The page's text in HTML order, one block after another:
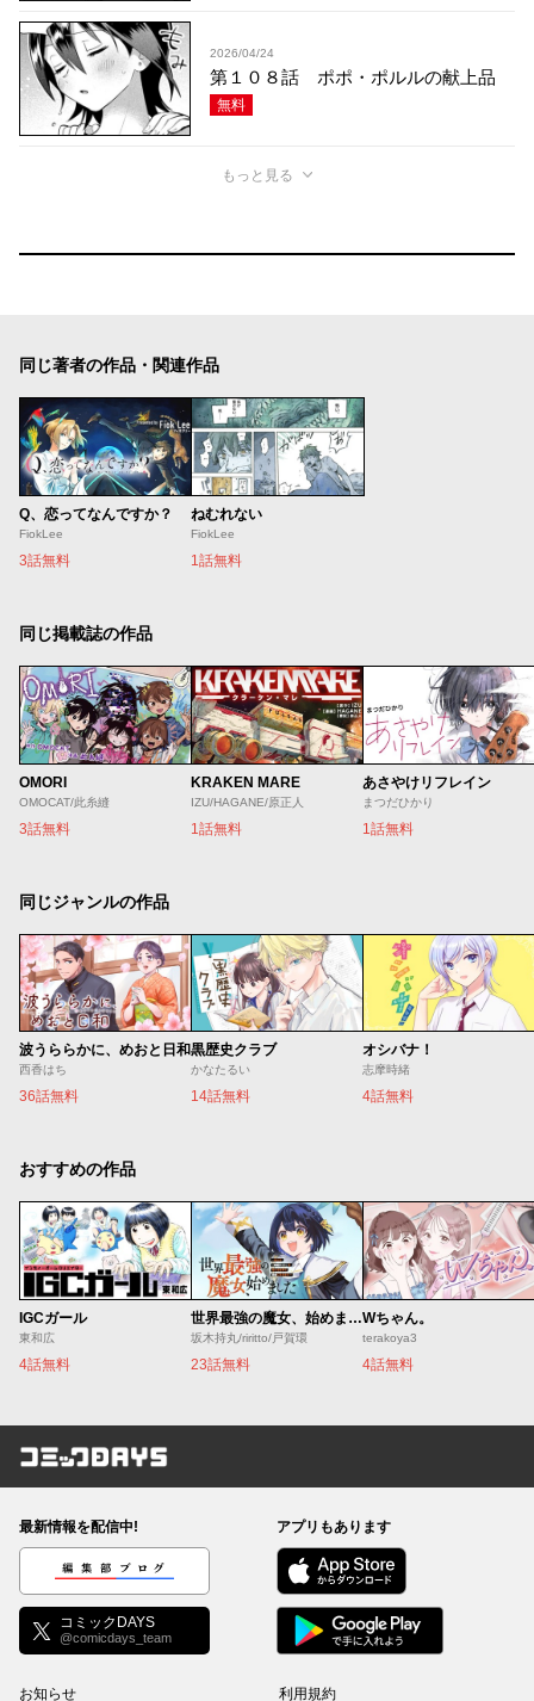
2026/04/24
第１０８話 ポポ・ポルルの献上品
無料
もっと見る
同じ著者の作品・関連作品
Q、恋ってなんですか？
FiokLee
3話無料
ねむれない
FiokLee
1話無料
同じ掲載誌の作品
OMORI
OMOCAT/此糸縫
3話無料
KRAKEN MARE
IZU/HAGANE/原正人
1話無料
あさやけリフレイン
まつだひかり
1話無料
同じジャンルの作品
波うららかに、めおと日和
西香はち
36話無料
黒歴史クラブ
かなたるい
14話無料
オシバナ！
志摩時緒
4話無料
おすすめの作品
IGCガール
東和広
4話無料
世界最強の魔女、始めました ～私だけ『攻略サイト』を見れる世界で自由に生きます～
坂木持丸/riritto/戸賀環
23話無料
Wちゃん。
terakoya3
4話無料
コミックDAYS
最新情報を配信中!
編集部ブログ
コミックDAYS
@comicdays_team
アプリもあります
お知らせ 利用規約